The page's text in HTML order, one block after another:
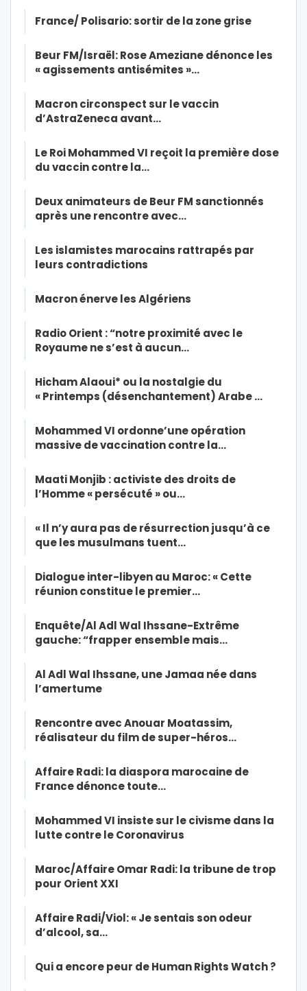
France/ Polisario: sortir de la zone grise
Beur FM/Israël: Rose Ameziane dénonce les
« agissements antisémites »…
Macron circonspect sur le vaccin
d’AstraZeneca avant…
Le Roi Mohammed VI reçoit la première dose
du vaccin contre la…
Deux animateurs de Beur FM sanctionnés
après une rencontre avec…
Les islamistes marocains rattrapés par
leurs contradictions
Macron énerve les Algériens
Radio Orient : “notre proximité avec le
Royaume ne s’est à aucun…
Hicham Alaoui* ou la nostalgie du
« Printemps (désenchantement) Arabe …
Mohammed VI ordonne’une opération
massive de vaccination contre la…
Maati Monjib : activiste des droits de
l’Homme « persécuté » ou…
« Il n’y aura pas de résurrection jusqu’à ce
que les musulmans tuent…
Dialogue inter-libyen au Maroc: « Cette
réunion constitue le premier…
Enquête/Al Adl Wal Ihssane-Extrême
gauche: “frapper ensemble mais…
Al Adl Wal Ihssane, une Jamaa née dans
l’amertume
Rencontre avec Anouar Moatassim,
réalisateur du film de super-héros…
Affaire Radi: la diaspora marocaine de
France dénonce toute…
Mohammed VI insiste sur le civisme dans la
lutte contre le Coronavirus
Maroc/Affaire Omar Radi: la tribune de trop
pour Orient XXI
Affaire Radi/Viol: « Je sentais son odeur
d’alcool, sa…
Qui a encore peur de Human Rights Watch ?